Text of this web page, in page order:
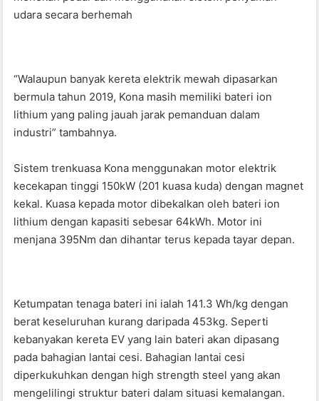
udara secara berhemah
“Walaupun banyak kereta elektrik mewah dipasarkan
bermula tahun 2019, Kona masih memiliki bateri ion
lithium yang paling jauah jarak pemanduan dalam
industri” tambahnya.
Sistem trenkuasa Kona menggunakan motor elektrik
kecekapan tinggi 150kW (201 kuasa kuda) dengan magnet
kekal. Kuasa kepada motor dibekalkan oleh bateri ion
lithium dengan kapasiti sebesar 64kWh. Motor ini
menjana 395Nm dan dihantar terus kepada tayar depan.
Ketumpatan tenaga bateri ini ialah 141.3 Wh/kg dengan
berat keseluruhan kurang daripada 453kg. Seperti
kebanyakan kereta EV yang lain bateri akan dipasang
pada bahagian lantai cesi. Bahagian lantai cesi
diperkukuhkan dengan high strength steel yang akan
mengelilingi struktur bateri dalam situasi kemalangan.